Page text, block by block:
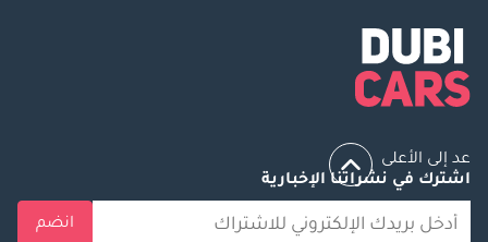
عد إلى الأعلى
اشترك في نشراتنا الإخبارية
انضم